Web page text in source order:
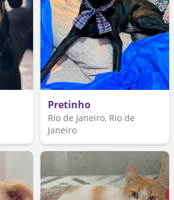
Pretinho
Rio de Janeiro, Rio de
Janeiro